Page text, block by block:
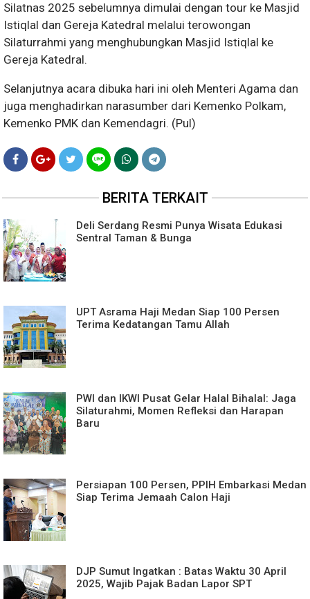
Silatnas 2025 sebelumnya dimulai dengan tour ke Masjid
Istiqlal dan Gereja Katedral melalui terowongan
Silaturrahmi yang menghubungkan Masjid Istiqlal ke
Gereja Katedral.
Selanjutnya acara dibuka hari ini oleh Menteri Agama dan
juga menghadirkan narasumber dari Kemenko Polkam,
Kemenko PMK dan Kemendagri. (Pul)
BERITA TERKAIT
Deli Serdang Resmi Punya Wisata Edukasi
Sentral Taman & Bunga
UPT Asrama Haji Medan Siap 100 Persen
Terima Kedatangan Tamu Allah
PWI dan IKWI Pusat Gelar Halal Bihalal: Jaga
Silaturahmi, Momen Refleksi dan Harapan
Baru
Persiapan 100 Persen, PPIH Embarkasi Medan
Siap Terima Jemaah Calon Haji
DJP Sumut Ingatkan : Batas Waktu 30 April
2025, Wajib Pajak Badan Lapor SPT